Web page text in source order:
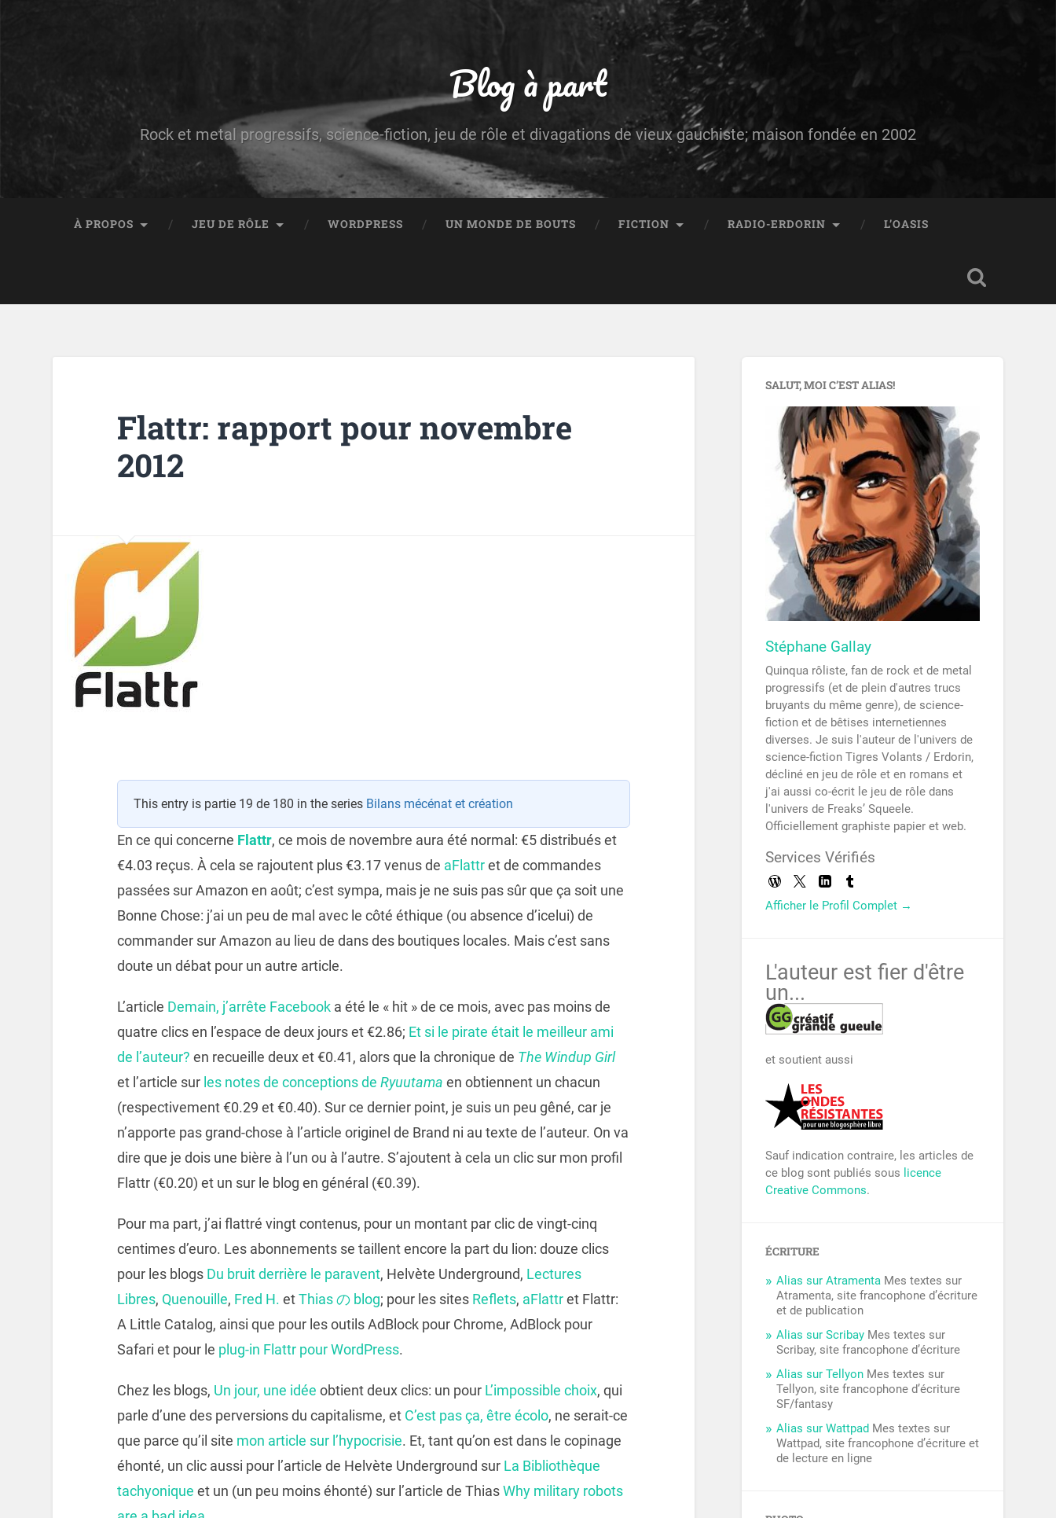
Blog à part
Rock et metal progressifs, science-fiction, jeu de rôle et divagations de vieux gauchiste; maison fondée en 2002
À PROPOS JEU DE RÔLE WORDPRESS UN MONDE DE BOUTS FICTION RADIO-ERDORIN L’OASIS
Flattr: rapport pour novembre
2012
This entry is partie 19 de 180 in the series Bilans mécénat et création
En ce qui concerne Flattr, ce mois de novembre aura été normal: €5 distribués et
€4.03 reçus. À cela se rajoutent plus €3.17 venus de aFlattret de commandes
passées sur Amazon en août; c’est sympa, mais je ne suis pas sûr que ça soit une
Bonne Chose: j’ai un peu de mal avec le côté éthique (ou absence d’icelui) de
commander sur Amazon au lieu de dans des boutiques locales. Mais c’est sans
doute un débat pour un autre article.
L’article Demain, j’arrête Facebooka été le « hit » de ce mois, avec pas moins de
quatre clics en l’espace de deux jours et €2.86; Et si le pirate était le meilleur ami
de l’auteur? en recueille deux et €0.41, alors que la chronique de The Windup Girl
et l’article sur les notes de conceptions de Ryuutama en obtiennent un chacun
(respectivement €0.29 et €0.40). Sur ce dernier point, je suis un peu gêné, car je
n’apporte pas grand-chose à l’article originel de Brand ni au texte de l’auteur. On va
dire que je dois une bière à l’un ou à l’autre. S’ajoutent à cela un clic sur mon profil
Flattr (€0.20) et un sur le blog en général (€0.39).
Pour ma part, j’ai flattré vingt contenus, pour un montant par clic de vingt-cinq
centimes d’euro. Les abonnements se taillent encore la part du lion: douze clics
pour les blogs Du bruit derrière le paravent, Helvète Underground, Lectures
Libres, Quenouille, Fred H. etThias の blog; pour les sites Reflets, aFlattret Flattr:
A Little Catalog, ainsi que pour les outils AdBlock pour Chrome, AdBlock pour
Safari et pour le plug-in Flattr pour WordPress.
Chez les blogs, Un jour, une idée obtient deux clics: un pour L’impossible choix, qui
parle d’une des perversions du capitalisme, et C’est pas ça, être écolo, ne serait-ce
que parce qu’il site mon article sur l’hypocrisie. Et, tant qu’on est dans le copinage
éhonté, un clic aussi pour l’article de Helvète Underground sur La Bibliothèque
tachyonique et un (un peu moins éhonté) sur l’article de ThiasWhy military robots
SALUT, MOI C’EST ALIAS!
Stéphane Gallay
Quinqua rôliste, fan de rock et de metal
progressifs (et de plein d'autres trucs
bruyants du même genre), de science-
fiction et de bêtises internetiennes
diverses. Je suis l'auteur de l'univers de
science-fiction Tigres Volants / Erdorin,
décliné en jeu de rôle et en romans et
j'ai aussi co-écrit le jeu de rôle dans
l'univers de Freaks’ Squeele.
Officiellement graphiste papier et web.
Services Vérifiés
Afficher le Profil Complet →
L'auteur est fier d'être
un...
et soutient aussi
Sauf indication contraire, les articles de
ce blog sont publiés sous licence
Creative Commons.
ÉCRITURE
Alias sur Atramenta Mes textes sur
Atramenta, site francophone d’écriture
et de publication
Alias sur Scribay Mes textes sur
Scribay, site francophone d’écriture
Alias sur Tellyon Mes textes sur
Tellyon, site francophone d’écriture
SF/fantasy
Alias sur Wattpad Mes textes sur
Wattpad, site francophone d’écriture et
de lecture en ligne